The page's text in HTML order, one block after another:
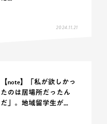
2024.11.21
【note】「私が欲しかっ
たのは居場所だったん
だ」。地域留学生が...